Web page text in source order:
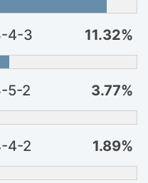
4-3 11.32%
5-2 3.77%
4-2 1.89%